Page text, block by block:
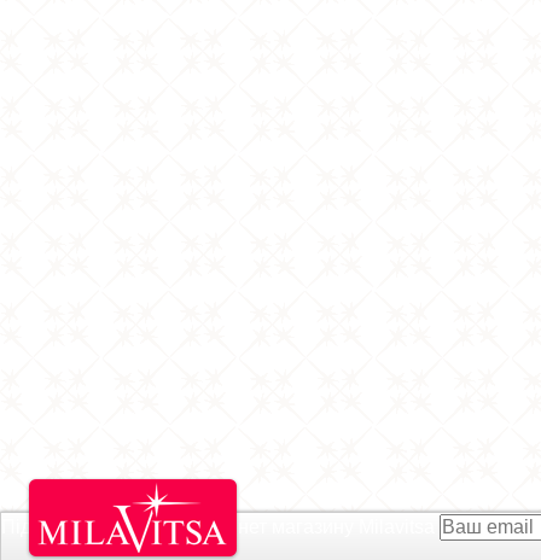
Підписатися на Акції інтернет магазину